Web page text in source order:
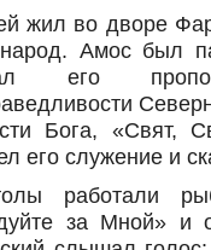
жил во дворе
Амос был
его
Бога, «Свят,
его служение и
работали
за Мной» и